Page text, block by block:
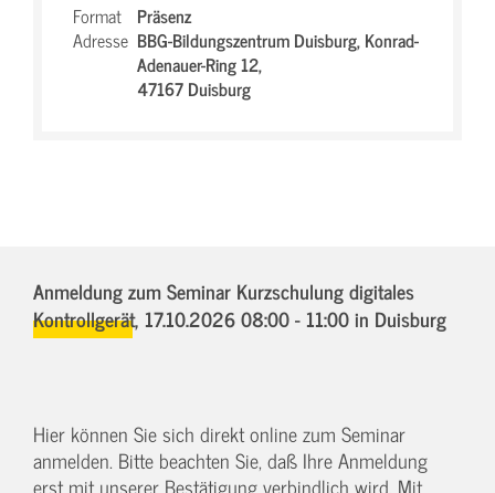
Format Präsenz
Adresse BBG-Bildungszentrum Duisburg,Konrad-
Adenauer-Ring 12,
47167 Duisburg
Anmeldung zum Seminar Kurzschulung digitales
Kontrollgerät, 17.10.2026 08:00 - 11:00in Duisburg
Hier können Sie sich direkt online zum Seminar
anmelden. Bitte beachten Sie, daß Ihre Anmeldung